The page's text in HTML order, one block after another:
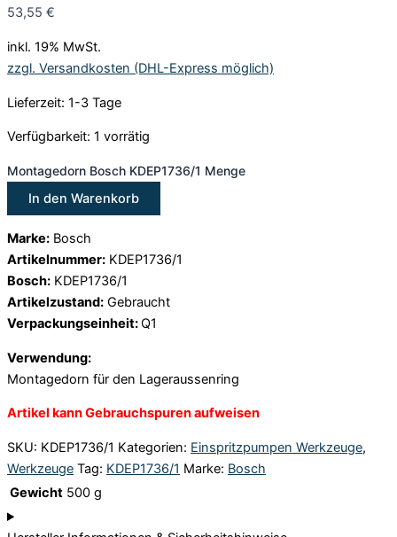
53,55 €
inkl. 19% MwSt.
zzgl. Versandkosten (DHL-Express möglich)
Lieferzeit: 1-3 Tage
Verfügbarkeit: 1 vorrätig
Montagedorn Bosch KDEP1736/1 Menge
In den Warenkorb
Marke: Bosch
Artikelnummer: KDEP1736/1
Bosch: KDEP1736/1
Artikelzustand: Gebraucht
Verpackungseinheit:Q1
Verwendung:
Montagedorn für den Lageraussenring
Artikel kann Gebrauchspuren aufweisen
SKU: KDEP1736/1 Kategorien: Einspritzpumpen Werkzeuge,
Werkzeuge Tag: KDEP1736/1 Marke: Bosch
Gewicht 500 g